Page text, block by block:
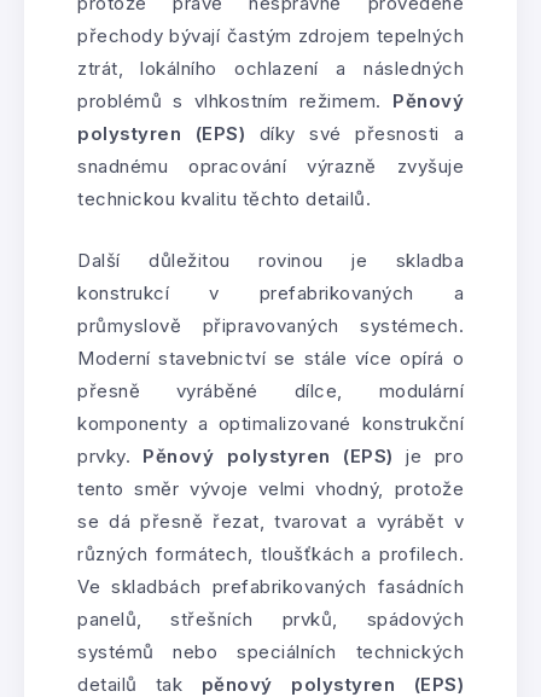
přechody bývají častým zdrojem tepelných
ztrát, lokálního ochlazení a následných
problémů s vlhkostním režimem. Pěnový
polystyren (EPS) díky své přesnosti a
snadnému opracování výrazně zvyšuje
technickou kvalitu těchto detailů.
Další důležitou rovinou je skladba
konstrukcí v prefabrikovaných a
průmyslově připravovaných systémech.
Moderní stavebnictví se stále více opírá o
přesně vyráběné dílce, modulární
komponenty a optimalizované konstrukční
prvky. Pěnový polystyren (EPS) je pro
tento směr vývoje velmi vhodný, protože
se dá přesně řezat, tvarovat a vyrábět v
různých formátech, tloušťkách a profilech.
Ve skladbách prefabrikovaných fasádních
panelů, střešních prvků, spádových
systémů nebo speciálních technických
detailů tak pěnový polystyren (EPS)